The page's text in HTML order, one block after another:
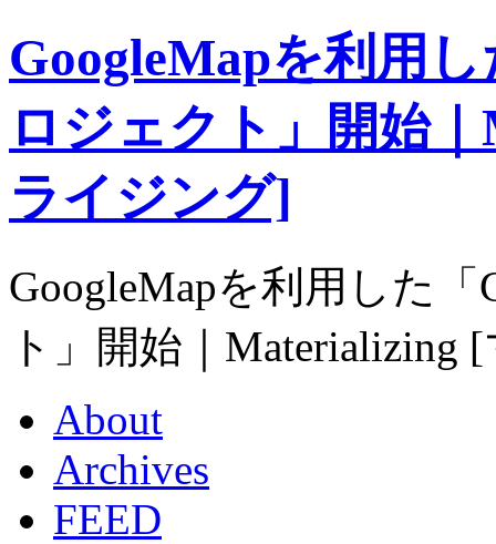
GoogleMapを利用
ロジェクト」開始
ライジング]
GoogleMapを利用した「
ト」開始｜
About
Archives
FEED